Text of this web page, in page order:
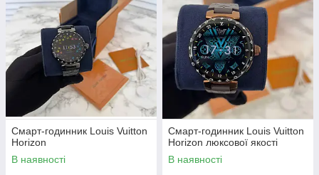
Смарт-годинник Louis Vuitton
Horizon
В наявності
Смарт-годинник Louis Vuitton
Horizon люксової якості
В наявності